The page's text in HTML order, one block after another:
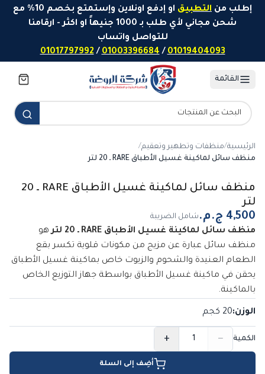
تخطَّ إلى المحتوى
إطلب من التطبيق
او إدفع اونلاين وإستمتع بخصم 10% مع
شحن مجاني لأي طلب بـ 1000 جنيهاً او اكثر - ارقامنا
للتواصل واتساب
01019404093
/
01003396684
/
01017797992
القائمة
الرئيسية/منظفات وتطهير وتعقيم/
منظف سائل لماكينة غسيل الأطباق RARE ـ 20 لتر
منظف سائل لماكينة غسيل الأطباق RARE ـ 20
لتر
شامل الضريبة
منظف سائل لماكينة غسيل الأطباق RARE ـ 20 لتر
هو
منظف سائل عبارة عن مزيج من مكونات قلوية تكسر بقع
الطعام العنيدة والشحوم والزيوت خاص بماكينة غسيل الأطباق
يحقن في ماكينة غسيل الأطباق بواسطة جهاز التوزيع الخاص
بالماكينة.
الوزن:20 كجم
الكمية −
+
أضِف إلى السلة